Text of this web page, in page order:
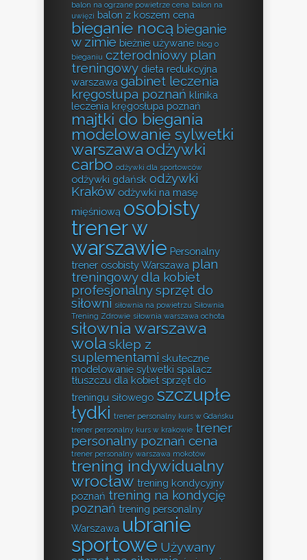
balon na ogrzane powietrze cena balon na
uwięzi balon z koszem cena
bieganie nocą bieganie
w zimie bieżnie używane blog o
bieganiu czterodniowy plan
treningowy dieta redukcyjna
warszawa gabinet leczenia
kręgosłupa poznań klinika
leczenia kręgosłupa poznań
majtki do biegania
modelowanie sylwetki
warszawa odżywki
carbo odżywki dla sportowców
odżywki gdańsk odżywki
Kraków odżywki na masę
mięśniową osobisty
trener w
warszawie Personalny
trener osobisty Warszawa plan
treningowy dla kobiet
profesjonalny sprzęt do
siłowni siłownia na powietrzu Siłownia
Trening Zdrowie siłownia warszawa ochota
siłownia warszawa
wola sklep z
suplementami skuteczne
modelowanie sylwetki spalacz
tłuszczu dla kobiet sprzęt do
treningu siłowego szczupłe
łydki trener personalny kurs w Gdańsku
trener personalny kurs w krakowie trener
personalny poznań cena
trener personalny warszawa mokotów
trening indywidualny
wrocław trening kondycyjny
poznań trening na kondycję
poznań trening personalny
Warszawa ubranie
sportowe Używany